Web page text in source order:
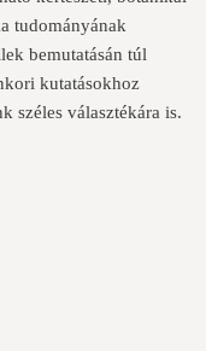
tudományának
bemutatásán túl
kutatásokhoz
széles választékára is.